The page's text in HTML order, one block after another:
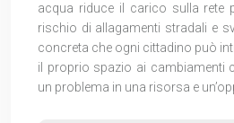
acqua riduce il carico sulla rete
rischio di allagamenti stradali e
concreta che ogni cittadino può
il proprio spazio ai cambiamenti
un problema in una risorsa e